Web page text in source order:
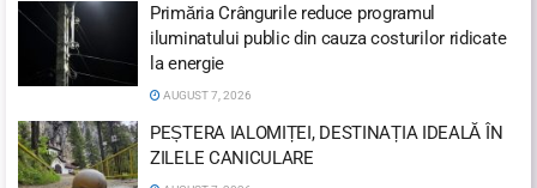
Primăria Crângurile reduce programul
iluminatului public din cauza costurilor ridicate
la energie
AUGUST 7, 2026
PEȘTERA IALOMIȚEI, DESTINAȚIA IDEALĂ ÎN
ZILELE CANICULARE